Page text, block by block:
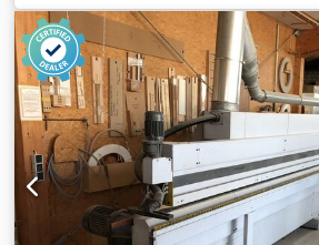
Credpfx Ajzc Hxqehhof